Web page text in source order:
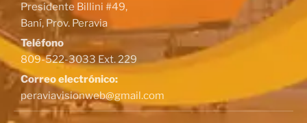
Presidente Billini #49,
Baní, Prov. Peravia
Teléfono
809-522-3033 Ext. 229
Correo electrónico:
peraviavisionweb@gmail.com